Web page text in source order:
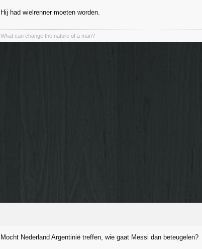
Hij had wielrenner moeten worden.
What can change the nature of a man?
Mocht Nederland Argentinië treffen, wie gaat Messi dan beteugelen?